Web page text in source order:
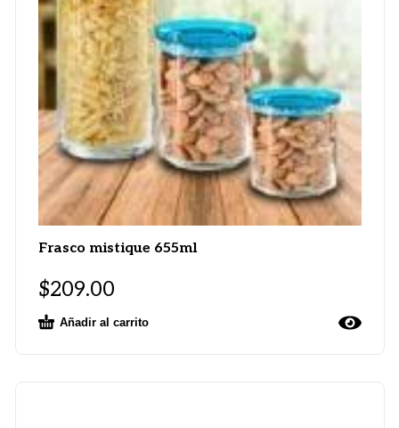
Frasco mistique 655ml
$209.00
Añadir al carrito